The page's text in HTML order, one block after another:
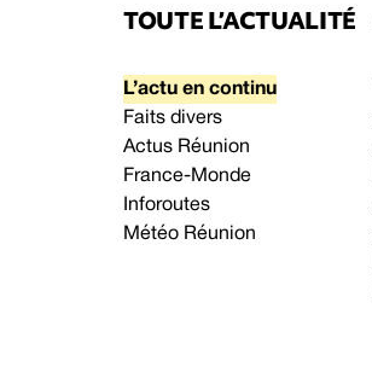
TOUTE L’ACTUALITÉ
L’actu en continu
Faits divers
Actus Réunion
France-Monde
Inforoutes
Météo Réunion